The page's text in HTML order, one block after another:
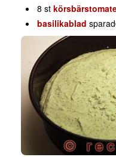
8 st
basilikablad